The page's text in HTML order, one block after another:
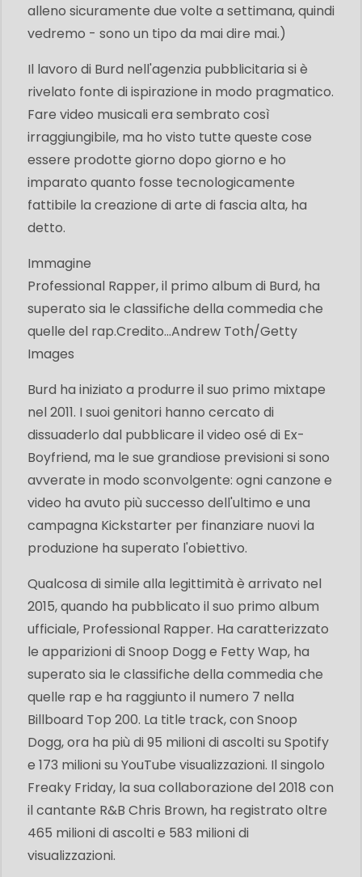
alleno sicuramente due volte a settimana, quindi
vedremo - sono un tipo da mai dire mai.)
Il lavoro di Burd nell'agenzia pubblicitaria si è
rivelato fonte di ispirazione in modo pragmatico.
Fare video musicali era sembrato così
irraggiungibile, ma ho visto tutte queste cose
essere prodotte giorno dopo giorno e ho
imparato quanto fosse tecnologicamente
fattibile la creazione di arte di fascia alta, ha
detto.
Immagine
Professional Rapper, il primo album di Burd, ha
superato sia le classifiche della commedia che
quelle del rap.Credito...Andrew Toth/Getty
Images
Burd ha iniziato a produrre il suo primo mixtape
nel 2011. I suoi genitori hanno cercato di
dissuaderlo dal pubblicare il video osé di Ex-
Boyfriend, ma le sue grandiose previsioni si sono
avverate in modo sconvolgente: ogni canzone e
video ha avuto più successo dell'ultimo e una
campagna Kickstarter per finanziare nuovi la
produzione ha superato l'obiettivo.
Qualcosa di simile alla legittimità è arrivato nel
2015, quando ha pubblicato il suo primo album
ufficiale, Professional Rapper. Ha caratterizzato
le apparizioni di Snoop Dogg e Fetty Wap, ha
superato sia le classifiche della commedia che
quelle rap e ha raggiunto il numero 7 nella
Billboard Top 200. La title track, con Snoop
Dogg, ora ha più di 95 milioni di ascolti su Spotify
e 173 milioni su YouTube visualizzazioni. Il singolo
Freaky Friday, la sua collaborazione del 2018 con
il cantante R&B Chris Brown, ha registrato oltre
465 milioni di ascolti e 583 milioni di
visualizzazioni.